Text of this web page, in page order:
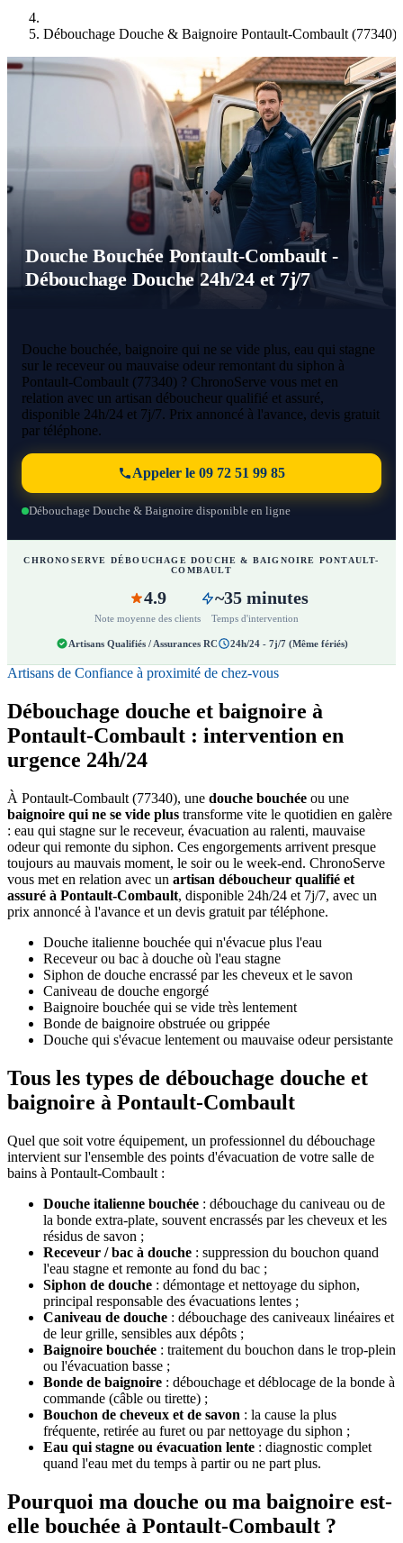
Débouchage Douche & Baignoire Pontault-Combault (77340)
Douche Bouchée Pontault-Combault -
Débouchage Douche 24h/24 et 7j/7
Douche bouchée, baignoire qui ne se vide plus, eau qui stagne
sur le receveur ou mauvaise odeur remontant du siphon à
Pontault-Combault (77340) ? ChronoServe vous met en
relation avec un artisan déboucheur qualifié et assuré,
disponible 24h/24 et 7j/7. Prix annoncé à l'avance, devis gratuit
par téléphone.
Appeler le 09 72 51 99 85
Débouchage Douche & Baignoire disponible en ligne
CHRONOSERVE DÉBOUCHAGE DOUCHE & BAIGNOIRE PONTAULT-
COMBAULT
4.9
Note moyenne des clients
~35 minutes
Temps d'intervention
Artisans Qualifiés / Assurances RC 24h/24 - 7j/7 (Même fériés)
Artisans de Confiance à proximité de chez-vous
Débouchage douche et baignoire à
Pontault-Combault : intervention en
urgence 24h/24
À Pontault-Combault (77340), une douche bouchée ou une
baignoire qui ne se vide plus transforme vite le quotidien en galère
: eau qui stagne sur le receveur, évacuation au ralenti, mauvaise
odeur qui remonte du siphon. Ces engorgements arrivent presque
toujours au mauvais moment, le soir ou le week-end. ChronoServe
vous met en relation avec un artisan déboucheur qualifié et
assuré à Pontault-Combault, disponible 24h/24 et 7j/7, avec un
prix annoncé à l'avance et un devis gratuit par téléphone.
Douche italienne bouchée qui n'évacue plus l'eau
Receveur ou bac à douche où l'eau stagne
Siphon de douche encrassé par les cheveux et le savon
Caniveau de douche engorgé
Baignoire bouchée qui se vide très lentement
Bonde de baignoire obstruée ou grippée
Douche qui s'évacue lentement ou mauvaise odeur persistante
Tous les types de débouchage douche et
baignoire à Pontault-Combault
Quel que soit votre équipement, un professionnel du débouchage
intervient sur l'ensemble des points d'évacuation de votre salle de
bains à Pontault-Combault :
Douche italienne bouchée : débouchage du caniveau ou de
la bonde extra-plate, souvent encrassés par les cheveux et les
résidus de savon ;
Receveur / bac à douche : suppression du bouchon quand
l'eau stagne et remonte au fond du bac ;
Siphon de douche : démontage et nettoyage du siphon,
principal responsable des évacuations lentes ;
Caniveau de douche : débouchage des caniveaux linéaires et
de leur grille, sensibles aux dépôts ;
Baignoire bouchée : traitement du bouchon dans le trop-plein
ou l'évacuation basse ;
Bonde de baignoire : débouchage et déblocage de la bonde à
commande (câble ou tirette) ;
Bouchon de cheveux et de savon : la cause la plus
fréquente, retirée au furet ou par nettoyage du siphon ;
Eau qui stagne ou évacuation lente : diagnostic complet
quand l'eau met du temps à partir ou ne part plus.
Pourquoi ma douche ou ma baignoire est-
elle bouchée à Pontault-Combault ?